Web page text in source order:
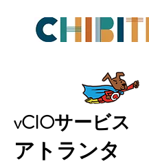
vCIOサービス
アトランタ